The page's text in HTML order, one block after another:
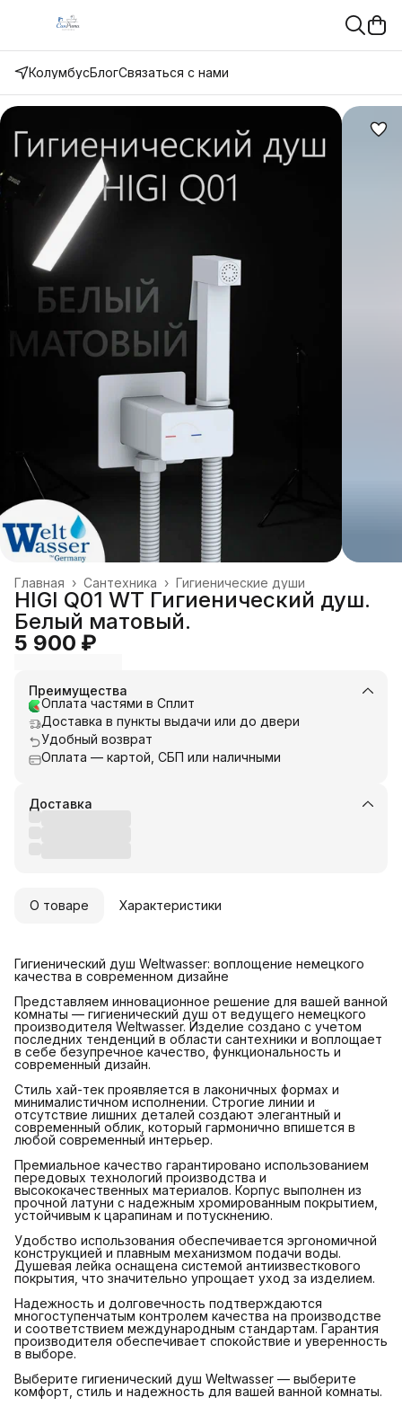
КолумбусБлогСвязаться с нами
Гигиенические души
Сантехника ›
Главная ›
HIGI Q01 WT Гигиенический душ.
Белый матовый.
5 900 ₽
Преимущества
Оплата частями в Сплит
Доставка в пункты выдачи или до двери
Удобный возврат
Оплата — картой, СБП или наличными
Доставка
О товаре Характеристики
Гигиенический душ Weltwasser: воплощение немецкого
качества в современном дизайне
Представляем инновационное решение для вашей ванной
комнаты — гигиенический душ от ведущего немецкого
производителя Weltwasser. Изделие создано с учетом
последних тенденций в области сантехники и воплощает
в себе безупречное качество, функциональность и
современный дизайн.
Стиль хай-тек проявляется в лаконичных формах и
минималистичном исполнении. Строгие линии и
отсутствие лишних деталей создают элегантный и
современный облик, который гармонично впишется в
любой современный интерьер.
Премиальное качество гарантировано использованием
передовых технологий производства и
высококачественных материалов. Корпус выполнен из
прочной латуни с надежным хромированным покрытием,
устойчивым к царапинам и потускнению.
Удобство использования обеспечивается эргономичной
конструкцией и плавным механизмом подачи воды.
Душевая лейка оснащена системой антиизвесткового
покрытия, что значительно упрощает уход за изделием.
Надежность и долговечность подтверждаются
многоступенчатым контролем качества на производстве
и соответствием международным стандартам. Гарантия
производителя обеспечивает спокойствие и уверенность
в выборе.
Выберите гигиенический душ Weltwasser — выберите
комфорт, стиль и надежность для вашей ванной комнаты.